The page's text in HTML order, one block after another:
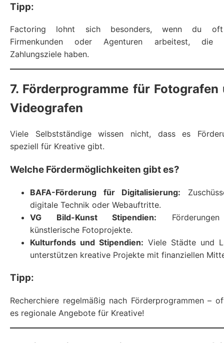
Tipp:
Factoring lohnt sich besonders, wenn du
Firmenkunden oder Agenturen arbeitest, die
Zahlungsziele haben.
7. Förderprogramme für Fotografen
Videografen
Viele Selbstständige wissen nicht, dass es
speziell für Kreative gibt.
Welche Fördermöglichkeiten gibt es?
BAFA-Förderung für Digitalisierung:
digitale Technik oder Webauftritte.
VG Bild-Kunst Stipendien:
künstlerische Fotoprojekte.
Kulturfonds und Stipendien: Viele Städte und
unterstützen kreative Projekte mit finanziellen
Tipp:
Recherchiere regelmäßig nach Förderprogrammen –
es regionale Angebote für Kreative!